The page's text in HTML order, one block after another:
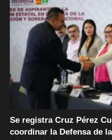
Se registra Cruz Pérez
coordinar la Defensa de